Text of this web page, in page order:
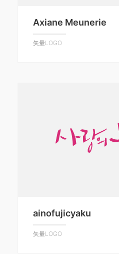
Axiane Meunerie
矢量LOGO
ainofujicyaku
矢量LOGO